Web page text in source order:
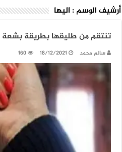
أرشيف الوسم : اليها
تنتقم من طليقها بطريقة بشعة
سالم محمد 18/12/2021
160